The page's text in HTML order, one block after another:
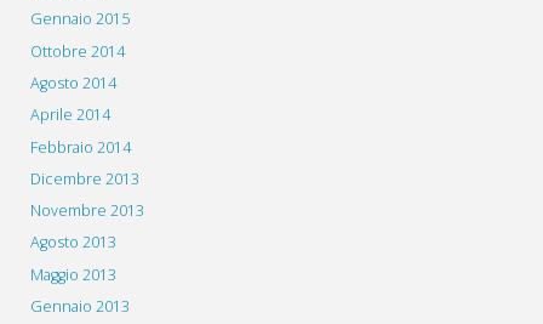
Gennaio 2015
Ottobre 2014
Agosto 2014
Aprile 2014
Febbraio 2014
Dicembre 2013
Novembre 2013
Agosto 2013
Maggio 2013
Gennaio 2013